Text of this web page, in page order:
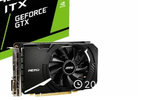
2020/8/28